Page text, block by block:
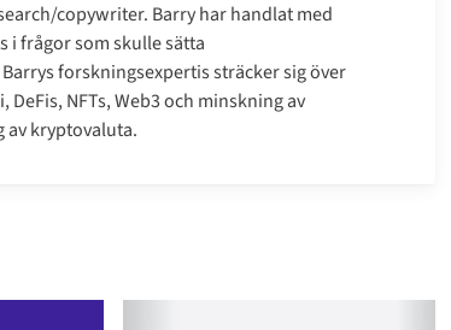
copywriter. Barry har handlat med
i frågor som skulle sätta
forskningsexpertis sträcker sig över
NFTs, Web3 och minskning av
kryptovaluta.